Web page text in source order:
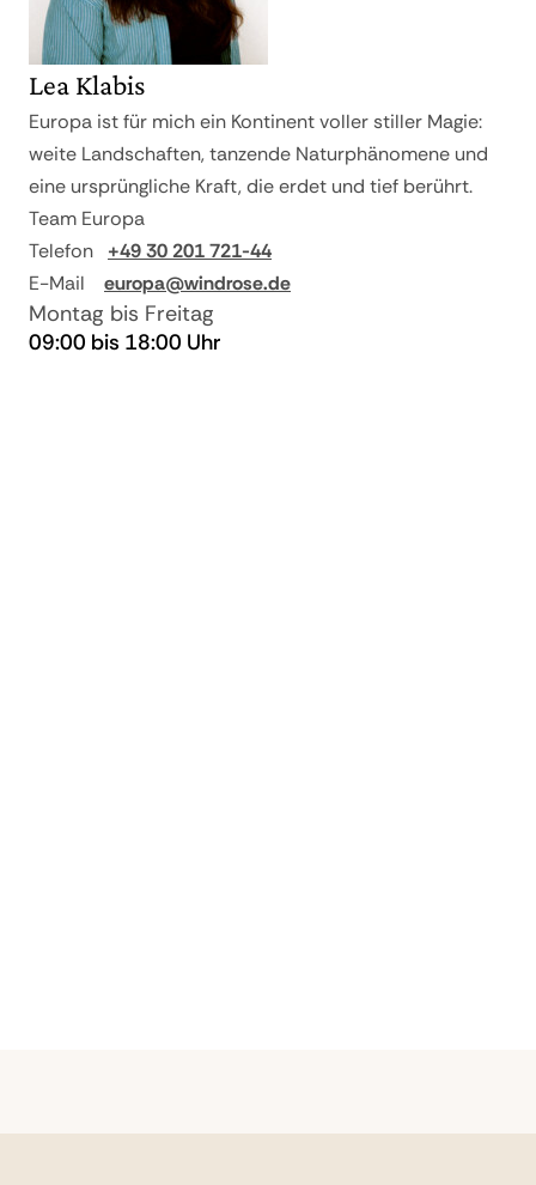
Hochwertige Reiseliteratur
Nichtantritt
Lea Klabis
Europa ist für mich ein Kontinent voller stiller Magie:
weite Landschaften, tanzende Naturphänomene und
eine ursprüngliche Kraft, die erdet und tief berührt.
Team Europa
Telefon
+49 30 201 721-44
E-Mail
europa@windrose.de
Montag bis Freitag
09:00 bis 18:00 Uhr